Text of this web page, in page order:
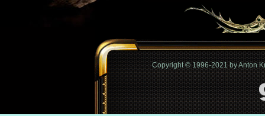
Copyright © 1996-2021 by Anton